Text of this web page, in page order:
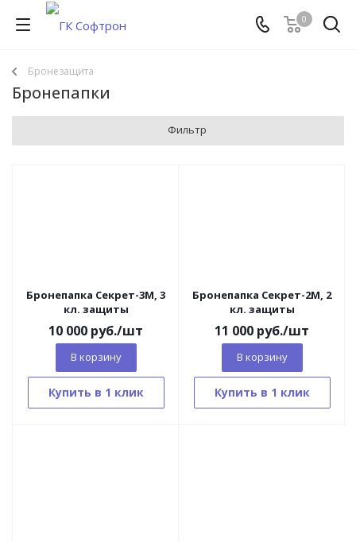
0
Бронезащита
Бронепапки
Фильтр
Бронепапка Секрет-3М, 3
кл. защиты
10 000 руб./шт
В корзину
Купить в 1 клик
Бронепапка Секрет-2М, 2
кл. защиты
11 000 руб./шт
В корзину
Купить в 1 клик